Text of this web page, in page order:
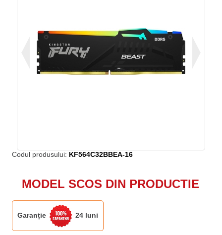
Codul produsului: KF564C32BBEA-16
MODEL SCOS DIN PRODUCTIE
Garanție 24 luni